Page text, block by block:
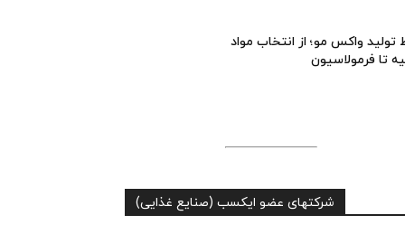
تولید واکس مو؛ از انتخاب مواد
تا فرمولاسیون
شرکتهای عضو ایکسب (صنایع غذایی)